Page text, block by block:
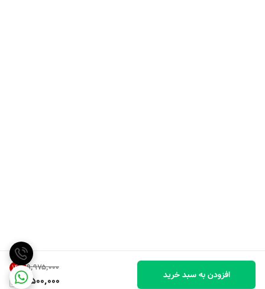
۹٬۹۷۵٬۰۰۰ 14%
8,500,000 افزودن به سبد خرید